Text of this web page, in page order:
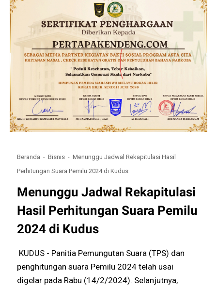
Beranda Bisnis
Menunggu Jadwal Rekapitulasi Hasil
Perhitungan Suara Pemilu 2024 di Kudus
Menunggu Jadwal Rekapitulasi
Hasil Perhitungan Suara Pemilu
2024 di Kudus
KUDUS - Panitia Pemungutan Suara (TPS) dan
penghitungan suara Pemilu 2024 telah usai
digelar pada Rabu (14/2/2024). Selanjutnya,